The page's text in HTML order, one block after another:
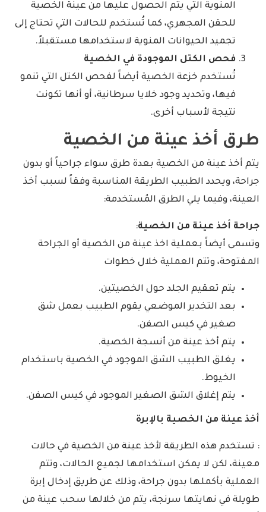
المنوية التي يتم الحصول عليها من عينة الخصية
للحقن المجهري، كما تُستخدم للحالات التي تحتاج إلى
تجميد الحيوانات المنوية لاستخدامها مستقبلاً.
فحص الكتل الموجودة في الخصية
تُستخدم خزعة الخصية أيضاً لفحص الكتل التي تنمو
فيها، وتحديد وجود خلايا سرطانية، أو أنها تكونت
نتيجة لأسباب أخرى.
طرق أخذ عينة من الخصية
يتم أخذ عينة من الخصية بعدة طرق سواء جراحياً أو بدون
جراحة، ويحدد الطبيب الطريقة المناسبة وفقاً لسبب أخذ
العينة، وفيما يلي الطرق المُستخدمة:
جراحة أخذ عينة من الخصية:
وتسمى أيضاً بعملية اخذ عينة من الخصية أو الجراحة
المفتوحة، وتتم العملية خلال خطوات
يتم تعقيم الجلد حول الخصيتين.
بعد التخدير الموضعي يقوم الطبيب بعمل شق
صغير في كيس الصفن.
يتم أخذ عينة من أنسجة الخصية.
يغلق الطبيب الشق الموجود في الخصية باستخدام
الخيوط.
يتم إغلاق الشق الصغير الموجود في كيس الصفن.
أخذ عينة من الخصية بالإبرة
: تستخدم هذه الطريقة لأخذ عينة من الخصية في حالات
معينة، لكن لا يمكن استخدامها لجميع الحالات، وتتم
العملية بأكملها بدون جراحة، وذلك عن طريق إدخال إبرة
طويلة في نهايتها سرنجة، يتم من خلالها سحب عينة من